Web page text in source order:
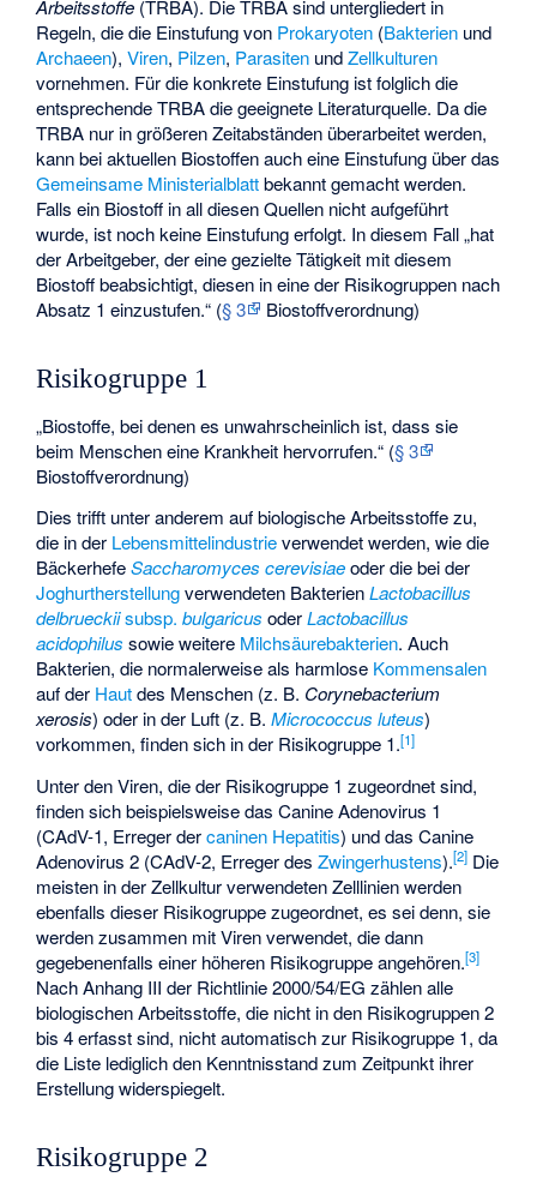
Arbeitsstoffe (TRBA). Die TRBA sind untergliedert in
Regeln, die die Einstufung von Prokaryoten (Bakterien und
Archaeen),Viren, Pilzen, Parasiten undZellkulturen
vornehmen. Für die konkrete Einstufung ist folglich die
entsprechende TRBA die geeignete Literaturquelle. Da die
TRBA nur in größeren Zeitabständen überarbeitet werden,
kann bei aktuellen Biostoffen auch eine Einstufung über das
Gemeinsame Ministerialblattbekannt gemacht werden.
Falls ein Biostoff in all diesen Quellen nicht aufgeführt
wurde, ist noch keine Einstufung erfolgt. In diesem Fall „hat
der Arbeitgeber, der eine gezielte Tätigkeit mit diesem
Biostoff beabsichtigt, diesen in eine der Risikogruppen nach
Absatz 1 einzustufen.“ (§ 3 Biostoffverordnung)
Risikogruppe 1
„Biostoffe, bei denen es unwahrscheinlich ist, dass sie
beim Menschen eine Krankheit hervorrufen.“ (§ 3
Biostoffverordnung)
Dies trifft unter anderem auf biologische Arbeitsstoffe zu,
die in der Lebensmittelindustrieverwendet werden, wie die
BäckerhefeSaccharomyces cerevisiaeoder die bei der
Joghurtherstellungverwendeten BakterienLactobacillus
delbrueckiisubsp.bulgaricus oderLactobacillus
acidophilus sowie weitere Milchsäurebakterien. Auch
Bakterien, die normalerweise als harmlose Kommensalen
auf der Hautdes Menschen (z. B. Corynebacterium
xerosis) oder in der Luft (z. B.Micrococcus luteus)
vorkommen, finden sich in der Risikogruppe 1.[1]
Unter den Viren, die der Risikogruppe 1 zugeordnet sind,
finden sich beispielsweise dasCanine Adenovirus 1
(CAdV-1, Erreger dercaninen Hepatitis) und das Canine
Adenovirus 2 (CAdV-2, Erreger desZwingerhustens).[2] Die
meisten in der Zellkultur verwendeten Zelllinien werden
ebenfalls dieser Risikogruppe zugeordnet, es sei denn, sie
werden zusammen mit Viren verwendet, die dann
gegebenenfalls einer höheren Risikogruppe angehören.[3]
Nach Anhang III der Richtlinie 2000/54/EG zählen alle
biologischen Arbeitsstoffe, die nicht in den Risikogruppen 2
bis 4 erfasst sind, nicht automatisch zur Risikogruppe 1, da
die Liste lediglich den Kenntnisstand zum Zeitpunkt ihrer
Erstellung widerspiegelt.
Risikogruppe 2